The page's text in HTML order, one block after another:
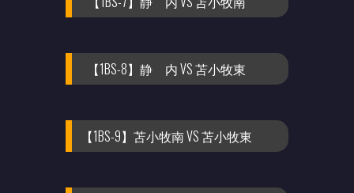
【1BS-8】静 内 VS 苫小牧東
【1BS-9】苫小牧南 VS 苫小牧東